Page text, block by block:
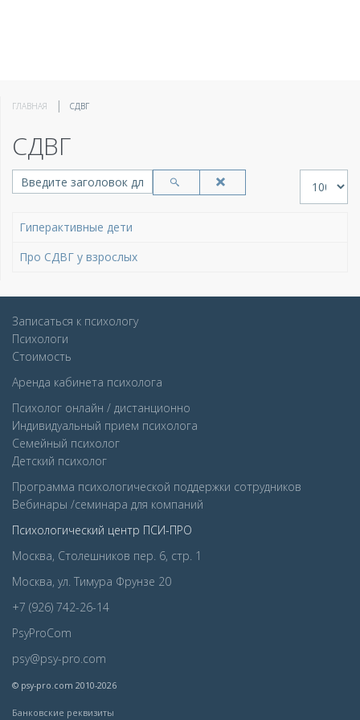
ГЛАВНАЯ СДВГ
СДВГ
Введите заголовок для поиска...
Гиперактивные дети
Про СДВГ у взрослых
Записаться к психологу
Психологи
Стоимость
Аренда кабинета психолога
Психолог онлайн / дистанционно
Индивидуальный прием психолога
Семейный психолог
Детcкий психолог
Программа психологической поддержки сотрудников
Вебинары /семинара для компаний
Психологический центр ПСИ-ПРО
Москва, Столешников пер. 6, стр. 1
Москва, ул. Тимура Фрунзе 20
+7 (926) 742-26-14
PsyProCom
psy@psy-pro.com
© psy-pro.com 2010-2026
Банковские реквизиты